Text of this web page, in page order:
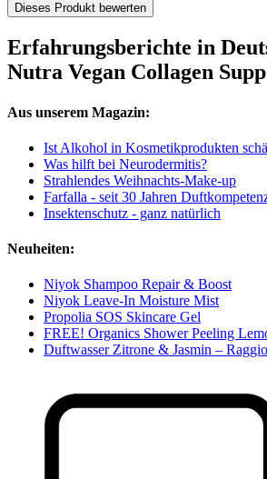
Dieses Produkt bewerten
Erfahrungsberichte in
Nutra Vegan Collagen
Aus unserem Magazin:
Ist Alkohol in Kosmetikprodukten
Was hilft bei Neurodermitis?
Strahlendes Weihnachts-Make-up
Farfalla - seit 30 Jahren
Insektenschutz - ganz natürlich
Neuheiten:
Niyok Shampoo Repair & Boost
Niyok Leave-In Moisture Mist
Propolia SOS Skincare Gel
FREE! Organics Shower Peeling
Duftwasser Zitrone & Jasmin –